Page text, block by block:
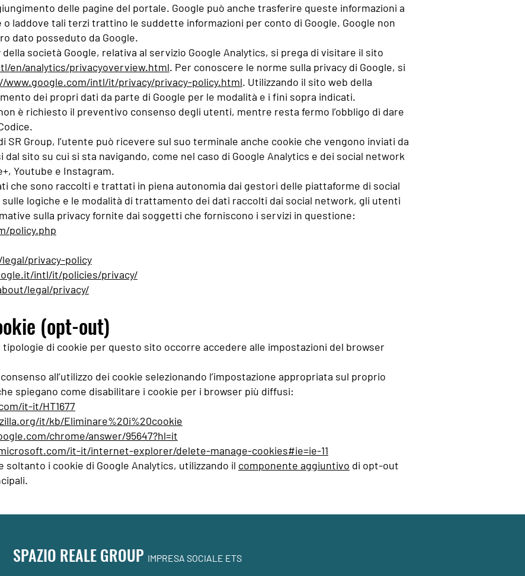
delle pagine del portale. Google può anche trasferire queste informazioni a
laddove tali terzi trattino le suddette informazioni per conto di Google. Google non
dato posseduto da Google.
società Google, relativa al servizio Google Analytics, si prega di visitare il sito
en/analytics/privacyoverview.html. Per conoscere le norme sulla privacy di Google, si
www.google.com/intl/it/privacy/privacy-policy.html. Utilizzando il sito web della
dei propri dati da parte di Google per le modalità e i fini sopra indicati.
è richiesto il preventivo consenso degli utenti, mentre resta fermo l’obbligo di dare
SR Group, l’utente può ricevere sul suo terminale anche cookie che vengono inviati da
sito su cui si sta navigando, come nel caso di Google Analytics e dei social network
Youtube e Instagram.
che sono raccolti e trattati in piena autonomia dai gestori delle piattaforme di social
logiche e le modalità di trattamento dei dati raccolti dai social network, gli utenti
sulla privacy fornite dai soggetti che forniscono i servizi in questione:
policy.php
privacy-policy
intl/it/policies/privacy/
legal/privacy/
(opt-out)
tipologie di cookie per questo sito occorre accedere alle impostazioni del browser
all’utilizzo dei cookie selezionando l’impostazione appropriata sul proprio
spiegano come disabilitare i cookie per i browser più diffusi:
it-it/HT1677
it/kb/Eliminare%20i%20cookie
chrome/answer/95647?hl=it
it-it/internet-explorer/delete-manage-cookies#ie=ie-11
i cookie di Google Analytics, utilizzando il componente aggiuntivo di opt-out
SPAZIO REALE GROUP IMPRESA SOCIALE ETS